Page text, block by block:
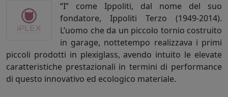
“I” come Ippoliti, dal nome del suo
fondatore, Ippoliti Terzo (1949-2014).
L’uomo che da un piccolo tornio costruito
in garage, nottetempo realizzava i primi
piccoli prodotti in plexiglass, avendo intuito le elevate
caratteristiche prestazionali in termini di performance
di questo innovativo ed ecologico materiale.